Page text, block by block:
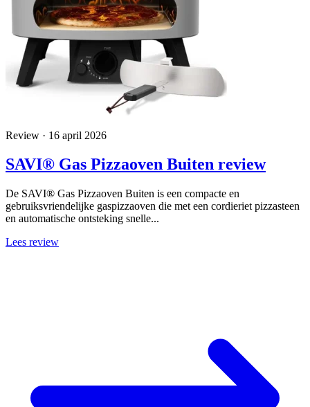
Review · 16 april 2026
SAVI® Gas Pizzaoven Buiten review
De SAVI® Gas Pizzaoven Buiten is een compacte en
gebruiksvriendelijke gaspizzaoven die met een cordieriet pizzasteen
en automatische ontsteking snelle...
Lees review